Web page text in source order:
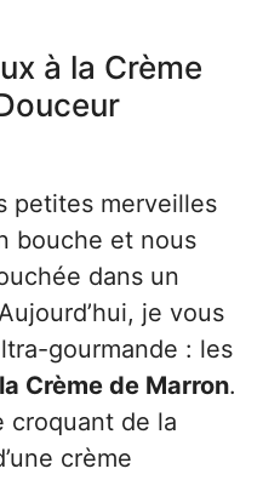
à la Crème
petites merveilles
bouche et nous
dans un
je vous
gourmande : les
Crème de Marron.
croquant de la
crème